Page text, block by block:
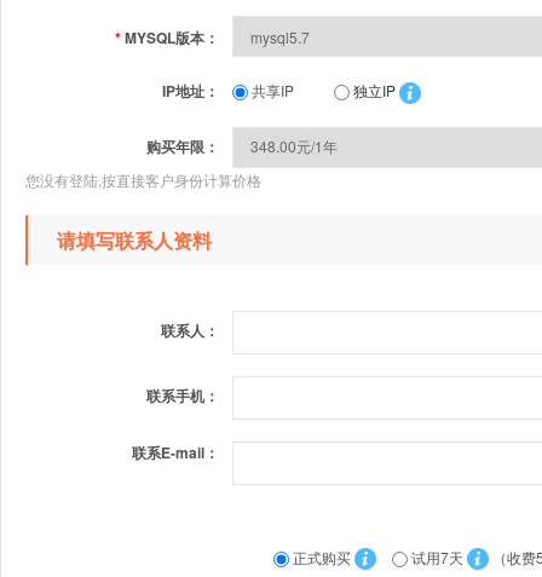
*MYSQL版本：
IP地址： 共享IP 独立IP
购买年限：
您没有登陆,按直接客户身份计算价格
请填写联系人资料
联系人：
联系手机：
联系E-mail：
正式购买 试用7天
（收费